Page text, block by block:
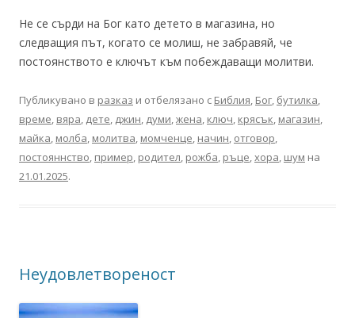
Не се сърди на Бог като детето в магазина, но
следващия път, когато се молиш, не забравяй, че
постоянството е ключът към побеждаващи молитви.
Публикувано в разказ и отбелязано с Библия, Бог, бутилка,
време, вяра, дете, джин, думи,жена, ключ, крясък, магазин,
майка, молба, молитва, момченце, начин, отговор,
постояннство, пример, родител, рожба, ръце,хора, шум на
21.01.2025.
Неудовлетвореност